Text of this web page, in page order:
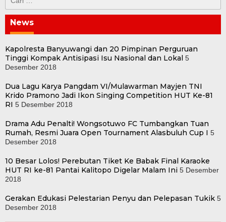
untuk:
News
Kapolresta Banyuwangi dan 20 Pimpinan Perguruan
Tinggi Kompak Antisipasi Isu Nasional dan Lokal 5
Desember 2018
Dua Lagu Karya Pangdam VI/Mulawarman Mayjen TNI
Krido Pramono Jadi Ikon Singing Competition HUT Ke-81
RI 5 Desember 2018
Drama Adu Penalti! Wongsotuwo FC Tumbangkan Tuan
Rumah, Resmi Juara Open Tournament Alasbuluh Cup I 5
Desember 2018
10 Besar Lolos! Perebutan Tiket Ke Babak Final Karaoke
HUT RI ke-81 Pantai Kalitopo Digelar Malam Ini 5 Desember
2018
Gerakan Edukasi Pelestarian Penyu dan Pelepasan Tukik 5
Desember 2018